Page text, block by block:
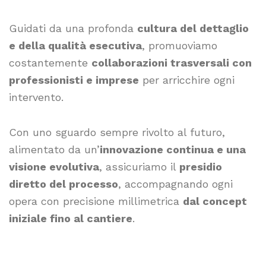
Guidati da una profonda cultura del dettaglio
e della qualità esecutiva, promuoviamo
costantemente collaborazioni trasversali con
professionisti e imprese per arricchire ogni
intervento.
Con uno sguardo sempre rivolto al futuro,
alimentato da un’innovazione continua e una
visione evolutiva, assicuriamo il presidio
diretto del processo, accompagnando ogni
opera con precisione millimetrica dal concept
iniziale fino al cantiere.